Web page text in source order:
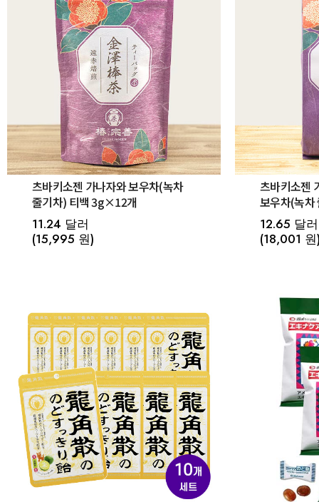
츠바키소젠 가나자와 보우차(녹차
줄기차) 티백 3g×12개
11.24 달러
(15,995 원)
츠바키소젠
보우차(녹차
12.65 달러
(18,001